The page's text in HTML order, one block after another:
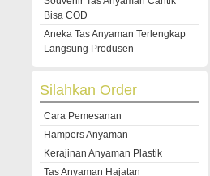
Bisa COD
Aneka Tas Anyaman Terlengkap
Langsung Produsen
Silahkan Order
Cara Pemesanan
Hampers Anyaman
Kerajinan Anyaman Plastik
Tas Anyaman Hajatan